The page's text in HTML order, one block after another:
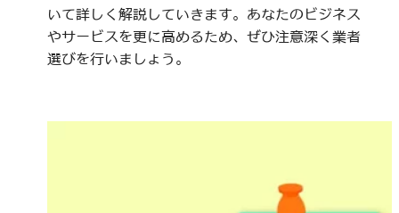
いて詳しく解説していきます。あなたのビジネス
やサービスを更に高めるため、ぜひ注意深く業者
選びを行いましょう。